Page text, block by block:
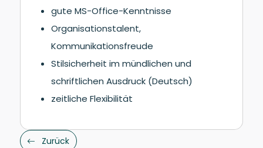
gute MS-Office-Kenntnisse
Organisationstalent,
Kommunikationsfreude
Stilsicherheit im mündlichen und
schriftlichen Ausdruck (Deutsch)
zeitliche Flexibilität
Zurück